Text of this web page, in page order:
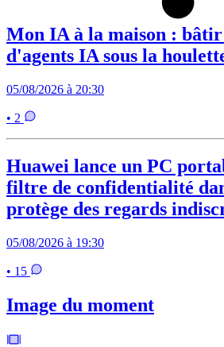
Mon IA à la maison :
d'agents IA sous la
05/08/2026 à 20:30
• 2
Huawei lance un PC
filtre de confidentialité
protège des regards
05/08/2026 à 19:30
• 15
Image du moment